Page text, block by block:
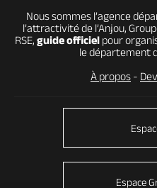
Nous sommes l’agence
l’attractivité de l’Anjou,
RSE, guide officielpour
le département
À propos -
Espace